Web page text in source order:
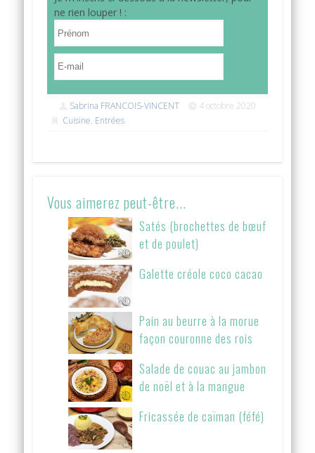
ne rien louper ! :
Sabrina FRANCOIS-VINCENT
4 octobre 2020
Cuisine, Entrées
Vous aimerez peut-être...
Satés (brochettes de bœuf
et de poulet)
Galette créole coco cacao
Pain au beurre à la morue
façon couronne des rois
Salade de couac au jambon
de noël et à la mangue
Fricassée de caïman (féfé)